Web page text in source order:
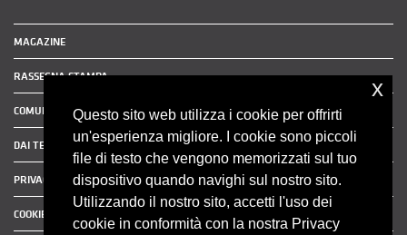
MAGAZINE
RASSEGNA STAMPA
COMUNICATI STAMPA
DAI TERRITORI
PRIVACY POLICY
COOKIE POLICY
Questo sito web utilizza i cookie per offrirti
un'esperienza migliore. I cookie sono piccoli
file di testo che vengono memorizzati sul tuo
dispositivo quando navighi sul nostro sito.
Utilizzando il nostro sito, accetti l'uso dei
cookie in conformità con la nostra Privacy
x